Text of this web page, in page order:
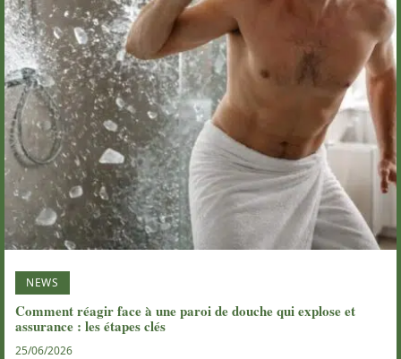
NEWS
Comment réagir face à une paroi de douche qui explose et
assurance : les étapes clés
25/06/2026